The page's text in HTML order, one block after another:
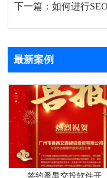
下一篇：如何进行
最新案例
签约番禺交投软件开...